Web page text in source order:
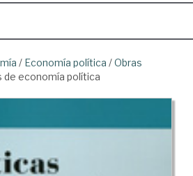
/ Economía política /Obras
de economía política